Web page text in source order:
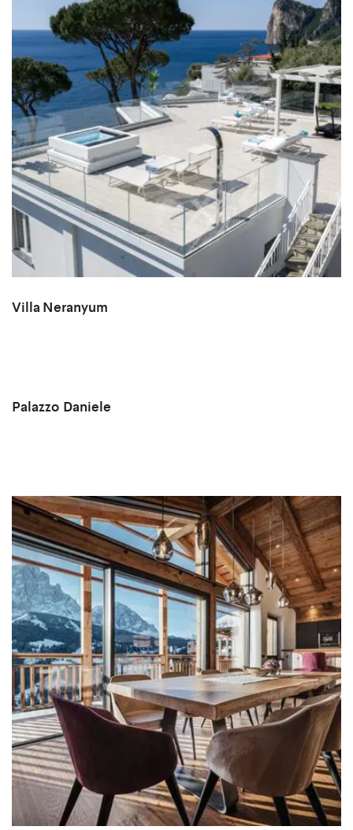
Villa Neranyum
Palazzo Daniele